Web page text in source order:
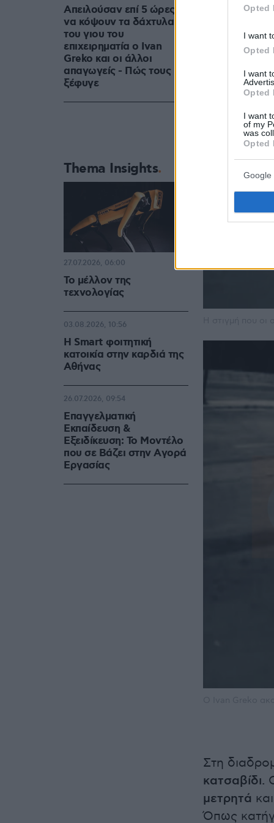
Opted
I want
Opted
I want
Opted
I want
of my
was
Opted
Google
Στη
κατσαβίδι.
μετρητά
Όπως
Απειλούσαν επί 5 ώρες
να κόψουν τα δάχτυλα
του γιου του
επιχειρηματία ο Ivan
Greko και οι άλλοι
απαγωγείς - Πώς τους
ξέφυγε
Thema Insights
Το μέλλον της
τεχνολογίας
27.07.2026, 06:00
Η Smart φοιτητική
κατοικία στην καρδιά της
Αθήνας
03.08.2026, 10:56
Επαγγελματική
Εκπαίδευση &
Εξειδίκευση: Το Mοντέλο
που σε Bάζει στην Aγορά
Eργασίας
26.07.2026, 09:54